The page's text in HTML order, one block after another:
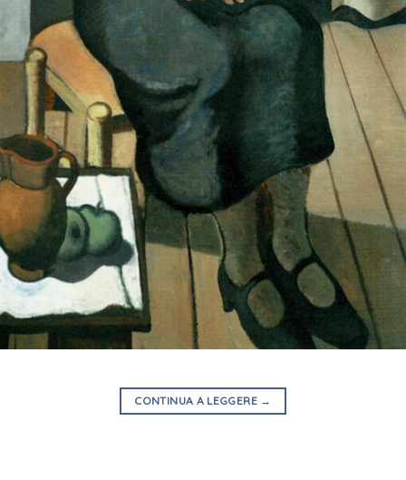
CONTINUA A LEGGERE →